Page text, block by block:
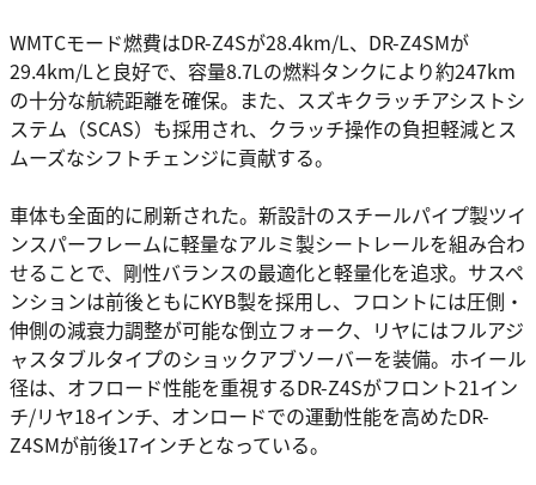
WMTCモード燃費はDR-Z4Sが28.4km/L、DR-Z4SMが
29.4km/Lと良好で、容量8.7Lの燃料タンクにより約247km
の十分な航続距離を確保。また、スズキクラッチアシストシ
ステム（SCAS）も採用され、クラッチ操作の負担軽減とス
ムーズなシフトチェンジに貢献する。
車体も全面的に刷新された。新設計のスチールパイプ製ツイ
ンスパーフレームに軽量なアルミ製シートレールを組み合わ
せることで、剛性バランスの最適化と軽量化を追求。サスペ
ンションは前後ともにKYB製を採用し、フロントには圧側・
伸側の減衰力調整が可能な倒立フォーク、リヤにはフルアジ
ャスタブルタイプのショックアブソーバーを装備。ホイール
径は、オフロード性能を重視するDR-Z4Sがフロント21イン
チ/リヤ18インチ、オンロードでの運動性能を高めたDR-
Z4SMが前後17インチとなっている。